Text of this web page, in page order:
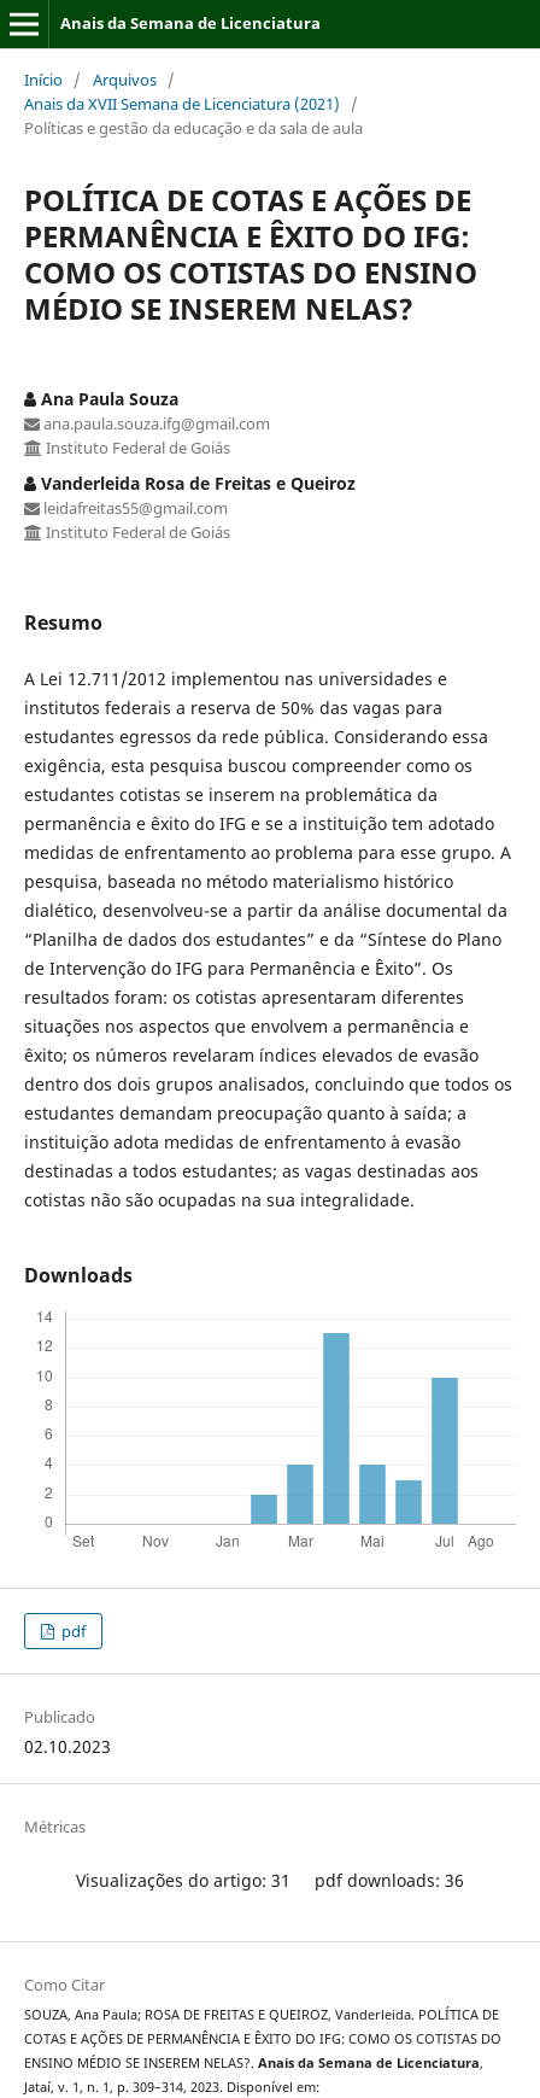
Anais da Semana de Licenciatura
Início / Arquivos /
Anais da XVII Semana de Licenciatura (2021)
/
Políticas e gestão da educação e da sala de aula
POLÍTICA DE COTAS E AÇÕES DE
PERMANÊNCIA E ÊXITO DO IFG:
COMO OS COTISTAS DO ENSINO
MÉDIO SE INSEREM NELAS?
Ana Paula Souza
ana.paula.souza.ifg@gmail.com
Instituto Federal de Goiás
Vanderleida Rosa de Freitas e Queiroz
leidafreitas55@gmail.com
Instituto Federal de Goiás
Resumo
A Lei 12.711/2012 implementou nas universidades e
institutos federais a reserva de 50% das vagas para
estudantes egressos da rede pública. Considerando essa
exigência, esta pesquisa buscou compreender como os
estudantes cotistas se inserem na problemática da
permanência e êxito do IFG e se a instituição tem adotado
medidas de enfrentamento ao problema para esse grupo. A
pesquisa, baseada no método materialismo histórico
dialético, desenvolveu-se a partir da análise documental da
“Planilha de dados dos estudantes” e da “Síntese do Plano
de Intervenção do IFG para Permanência e Êxito”. Os
resultados foram: os cotistas apresentaram diferentes
situações nos aspectos que envolvem a permanência e
êxito; os números revelaram índices elevados de evasão
dentro dos dois grupos analisados, concluindo que todos os
estudantes demandam preocupação quanto à saída; a
instituição adota medidas de enfrentamento à evasão
destinadas a todos estudantes; as vagas destinadas aos
cotistas não são ocupadas na sua integralidade.
Downloads
pdf
Publicado
02.10.2023
Métricas
Visualizações do artigo: 31 pdf downloads: 36
Como Citar
SOUZA, Ana Paula; ROSA DE FREITAS E QUEIROZ, Vanderleida. POLÍTICA DE
COTAS E AÇÕES DE PERMANÊNCIA E ÊXITO DO IFG: COMO OS COTISTAS DO
ENSINO MÉDIO SE INSEREM NELAS?. Anais da Semana de Licenciatura,
Jataí, v. 1, n. 1, p. 309–314, 2023. Disponível em: